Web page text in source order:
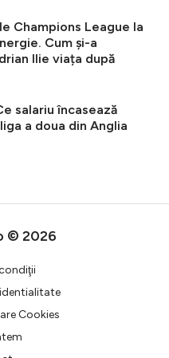
Champions League la
Cum și-a
Ilie viața după
salariu încasează
a doua din Anglia
© 2026
Cookies